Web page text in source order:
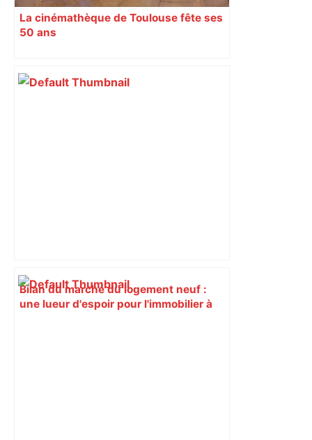
La cinémathèque de Toulouse fête ses
50 ans
Bilan du marché du logement neuf :
une lueur d'espoir pour l'immobilier à